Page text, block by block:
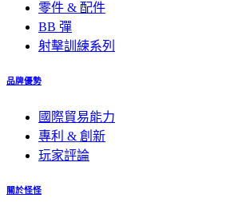
零件 & 配件
BB 彈
射擊訓練系列
品牌優勢
國際貿易能力
專利 & 創新
玩家評論
關於怪怪